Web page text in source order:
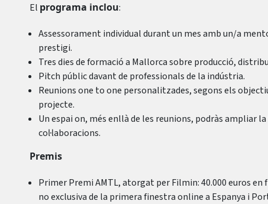
El programa inclou:
Assessorament individual durant un mes amb un/a
prestigi.
Tres dies de formació a Mallorca sobre producció,
Pitch públic davant de professionals de la indústria.
Reunions one to one personalitzades, segons els
projecte.
Un espai on, més enllà de les reunions, podràs ampliar
col·laboracions.
Premis
Primer Premi AMTL, atorgat per Filmin: 40.000 euros
no exclusiva de la primera finestra online a Espanya i